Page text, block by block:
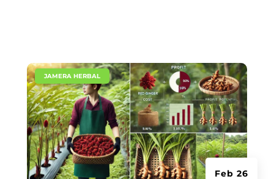
Feb 26
JAMERA HERBAL